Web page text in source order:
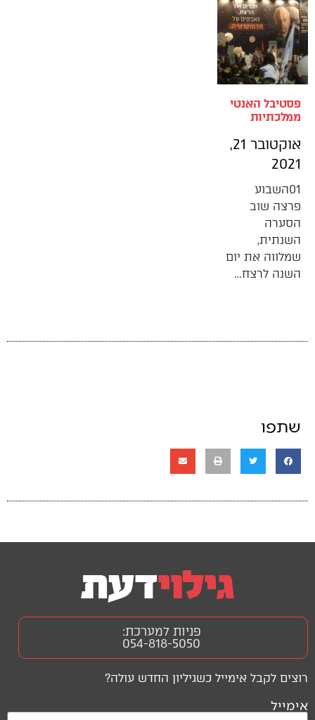
פסטיבל האנטי
ממלכתיות
אוקטובר 21,
2021
01השבוע
פרצה שוב
הסערה
השנתית,
שמלווה את יום
השנה לרצח…
שתפו
רוצים לקבל אימייל כשגיליון החדש עולה?
אימייל
פניות למערכת:
054-818-5050